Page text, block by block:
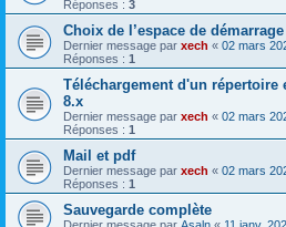
Réponses : 3
Choix de l’espace de démarrage
Dernier message par xech « 02 mars
Réponses : 1
Téléchargement d'un répertoire
8.x
Dernier message par xech « 02 mars
Réponses : 1
Mail et pdf
Dernier message par xech « 02 mars
Réponses : 1
Sauvegarde complète